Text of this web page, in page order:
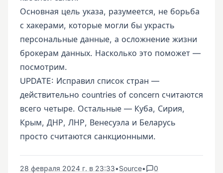
Основная цель указа, разумеется, не борьба
с хакерами, которые могли бы украсть
персональные данные, а осложнение жизни
брокерам данных. Насколько это поможет —
посмотрим.
UPDATE: Исправил список стран —
действительно countries of concern считаются
всего четыре. Остальные — Куба, Сирия,
Крым, ДНР, ЛНР, Венесуэла и Беларусь
просто считаются санкционными.
28 февраля 2024 г. в 23:33•Source• 0